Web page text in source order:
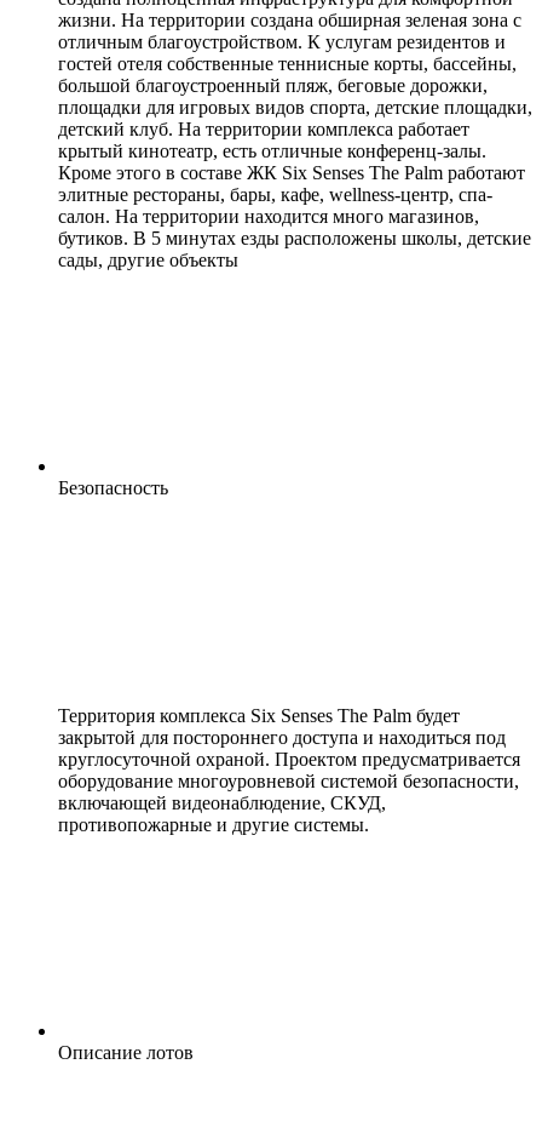
жизни. На территории создана обширная зеленая зона с
отличным благоустройством. К услугам резидентов и
гостей отеля собственные теннисные корты, бассейны,
большой благоустроенный пляж, беговые дорожки,
площадки для игровых видов спорта, детские площадки,
детский клуб. На территории комплекса работает
крытый кинотеатр, есть отличные конференц-залы.
Кроме этого в составе ЖК Six Senses The Palm работают
элитные рестораны, бары, кафе, wellness-центр, спа-
салон. На территории находится много магазинов,
бутиков. В 5 минутах езды расположены школы, детские
сады, другие объекты
Безопасность
Территория комплекса Six Senses The Palm будет
закрытой для постороннего доступа и находиться под
круглосуточной охраной. Проектом предусматривается
оборудование многоуровневой системой безопасности,
включающей видеонаблюдение, СКУД,
противопожарные и другие системы.
Описание лотов